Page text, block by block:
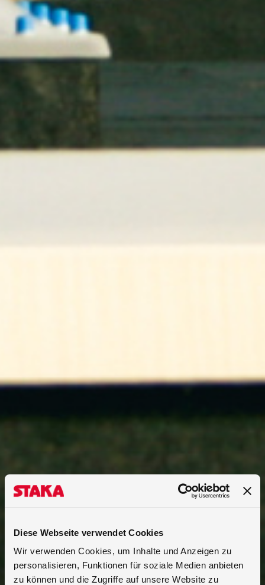
Diese Webseite verwendet Cookies
Wir verwenden Cookies, um Inhalte und Anzeigen zu
personalisieren, Funktionen für soziale Medien anbieten
zu können und die Zugriffe auf unsere Website zu